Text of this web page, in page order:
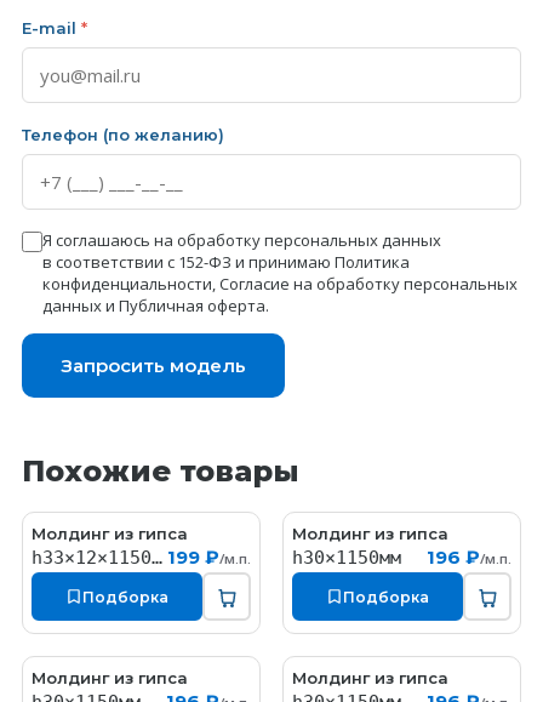
E-mail *
Телефон (по желанию)
Я соглашаюсь на обработку персональных данных
в соответствии с 152-ФЗ и принимаю Политика
конфиденциальности,Согласие на обработку персональных
данныхи Публичная оферта.
Запросить модель
Похожие товары
MT171
Молдинг из гипса
h33×12×1150мм 199 ₽/м.п.
Подборка
MT044
Молдинг из гипса
h30×1150мм 196 ₽/м.п.
Подборка
MT034
Молдинг из гипса MT071
Молдинг из гипса